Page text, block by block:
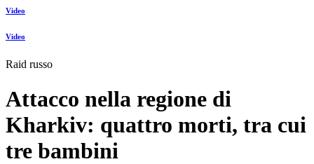
Video
Video
Raid russo
Attacco nella regione di
Kharkiv: quattro morti, tra cui
tre bambini